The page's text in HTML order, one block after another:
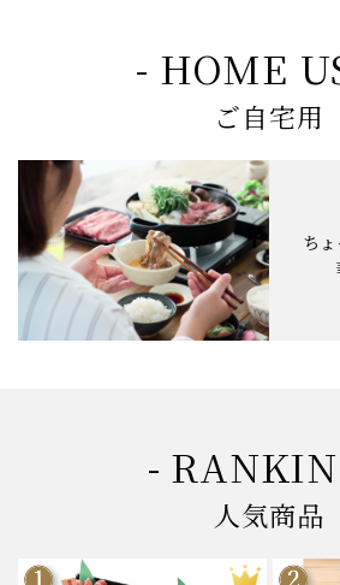
- HOME
ご自宅用
ち
-
人気商品